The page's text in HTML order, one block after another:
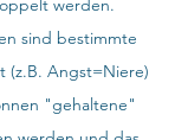
werden.
sind bestimmte
(z.B. Angst=Niere)
"gehaltene"